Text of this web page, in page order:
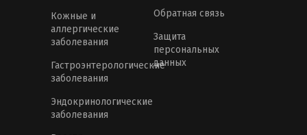
Кожные и
аллергические
заболевания
Гастроэнтерологические
заболевания
Эндокринологические
заболевания
Обратная связь
Защита
персональных
данных